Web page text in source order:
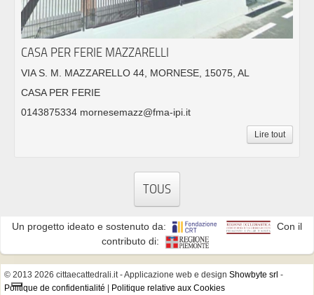
CASA PER FERIE MAZZARELLI
VIA S. M. MAZZARELLO 44, MORNESE, 15075, AL
CASA PER FERIE
0143875334 mornesemazz@fma-ipi.it
Lire tout
TOUS
Un progetto ideato e sostenuto da:
Con il
contributo di:
© 2013 2026 cittaecattedrali.it- Applicazione web e design Showbyte srl -
Politique de confidentialité | Politique relative aux Cookies